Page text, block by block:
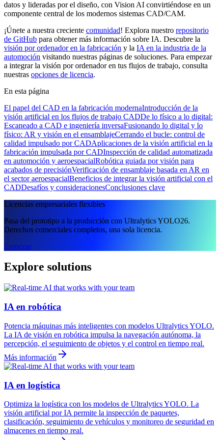
datos y lideradas por el diseño, con Vision AI convirtiéndose en un
componente central de los modernos sistemas CAD/CAM.
¡Únete a nuestra creciente comunidad! Explora nuestro repositorio
de GitHub para obtener más información sobre IA. Descubre la
visión por ordenador en la fabricación y la IA en la industria de la
automoción visitando nuestras páginas de soluciones. Para empezar
a integrar la visión por ordenador en tus flujos de trabajo, consulta
nuestras opciones de licencia.
En esta página
El papel del CAD en la fabricación modernaIntroducción de la
visión artificial en los flujos de trabajo CADDe lo físico a lo digital:
Escaneado a CAD e ingeniería inversaFusionando lo digital y lo
físico: AR y visión en el ensamblajeCerrando el bucle: control de
calidad impulsado por CADAplicaciones de la visión artificial en la
fabricación impulsada por CADInspección de calidad automatizada
en automoción y aeroespacialRobótica guiada por visión para
acabados de precisiónVerificación de ensamblaje basada en AR en
el sector aeroespacialBeneficios de integrar la visión artificial con el
CADDesafíos y consideracionesConclusiones clave
Licencias empresariales flexibles
Pasa del prototipo a la producción con Ultralytics YOLO26.
Derechos comerciales completos, una sola licencia.
Empezar
Explore solutions
IA en robótica
Potencia máquinas más inteligentes con modelos Ultralytics YOLO.
La IA de visión en robótica impulsa la navegación autónoma, la
percepción, el seguimiento de objetos y el control en tiempo real.
Más información
IA en logística
Optimiza la logística con los modelos de Ultralytics YOLO. La
visión artificial por IA permite la inspección de paquetes,
clasificación, seguimiento de vehículos y monitoreo de seguridad en
almacenes en tiempo real.